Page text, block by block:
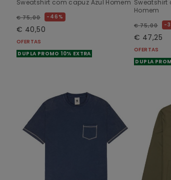
Sweatshirt com capuz Azul Homem
€ 75,00 46%
€ 40,50
OFERTAS
DUPLA PROMO 10% EXTRA
Sweatshirt
Homem
€ 75,00
€ 47,25
OFERTAS
DUPLA